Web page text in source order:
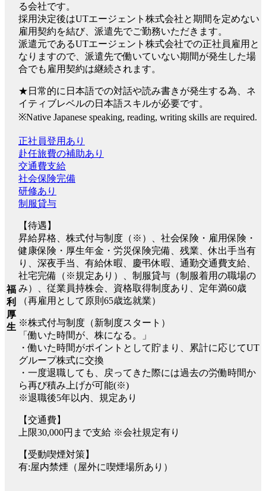
る会社です。
採用決定後はUTエージェント株式会社と期間を定めない
雇用契約を結び、派遣先でご勤務いただきます。
派遣元であるUTエージェント株式会社での正社員雇用と
なりますので、派遣先で働いていない期間が発生した場
合でも雇用契約は継続されます。
★日常的に日本語での対話や読み書きが発生する為、ネ
イティブレベルの日本語スキルが必要です。
※Native Japanese speaking, reading, writing skills are required.
福
利
厚
生
正社員登用あり
赴任旅費の補助あり
交通費支給
社会保険完備
研修あり
制服貸与
【待遇】
昇給昇格、株式付与制度（※）、社会保険・雇用保険・
健康保険・厚生年金・労災保険完備、残業、休出手当有
り、深夜手当、有給休暇、慶弔休暇、通勤交通費支給、
社宅完備（※規定あり）、制服貸与（制服着用の職場の
み）、従業員持株会、資格取得制度あり、定年満60歳
（再雇用として原則65歳迄就業）
※株式付与制度（新制度スタート）
「働いた時間が、株になる。」
・働いた時間がポイントとして貯まり、累計に応じてUT
グループ株式に交換
・一度退職しても、戻ってきた際には過去の労働時間か
ら再び積み上げが可能(※)
※退職後5年以内、規定あり
【交通費】
上限30,000円まで支給 ※会社規定有り
【受動喫煙対策】
有:屋内禁煙（屋外に喫煙場所あり）